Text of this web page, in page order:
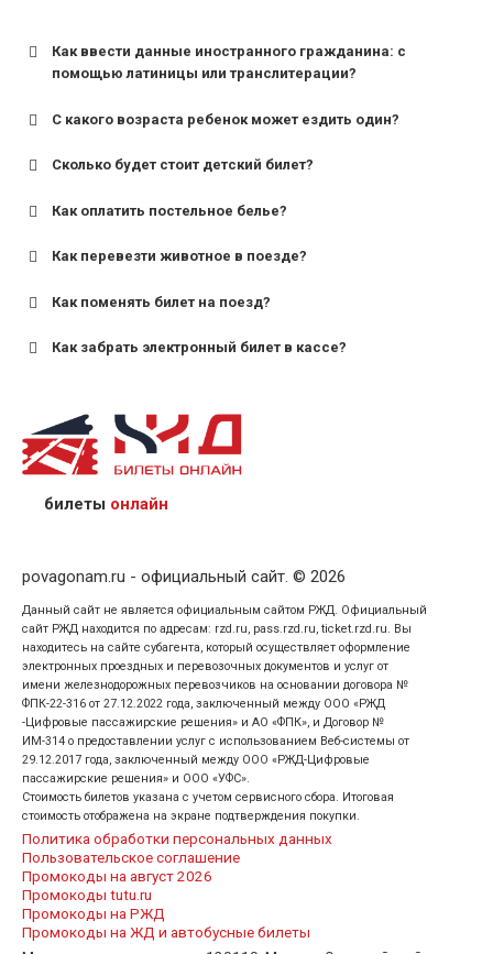
Как ввести данные иностранного гражданина: с
помощью латиницы или транслитерации?
С какого возраста ребенок может ездить один?
для поездов дальнего следования — от 10 лет и
для пригородных поездов — от 7 лет.
Сколько будет стоит детский билет?
Как оплатить постельное белье?
Как перевезти животное в поезде?
Как поменять билет на поезд?
Как забрать электронный билет в кассе?
назвав кассиру 14-значный номер заказа;
предъявив удостоверение личности пассажира, на
кого оформлен билет.
билеты онлайн
povagonam.ru - официальный сайт. © 2026
Данный сайт не является официальным сайтом РЖД. Официальный
сайт РЖД находится по адресам: rzd.ru, pass.rzd.ru, ticket.rzd.ru. Вы
находитесь на сайте субагента, который осуществляет оформление
электронных проездных и перевозочных документов и услуг от
имени железнодорожных перевозчиков на основании договора №
ФПК-22-316 от 27.12.2022 года, заключенный между ООО «РЖД
-Цифровые пассажирские решения» и АО «ФПК», и Договор №
ИМ-314 о предоставлении услуг с использованием Веб-системы от
29.12.2017 года, заключенный между ООО «РЖД-Цифровые
пассажирские решения» и ООО «УФС».
Стоимость билетов указана с учетом сервисного сбора. Итоговая
стоимость отображена на экране подтверждения покупки.
Политика обработки персональных данных
Пользовательское соглашение
Промокоды на август 2026
Промокоды tutu.ru
Промокоды на РЖД
Промокоды на ЖД и автобусные билеты